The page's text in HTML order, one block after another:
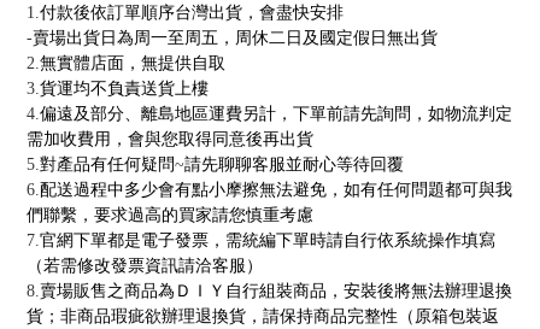
1.付款後依訂單順序台灣出貨，會盡快安排
-賣場出貨日為周一至周五，周休二日及國定假日無出貨
2.無實體店面，無提供自取
3.貨運均不負責送貨上樓
4.偏遠及部分、離島地區運費另計，下單前請先詢問，如物流判定
需加收費用，會與您取得同意後再出貨
5.對產品有任何疑問~請先聊聊客服並耐心等待回覆
6.配送過程中多少會有點小摩擦無法避免，如有任何問題都可與我
們聯繫，要求過高的買家請您慎重考慮
7.官網下單都是電子發票，需統編下單時請自行依系統操作填寫
（若需修改發票資訊請洽客服）
8.賣場販售之商品為ＤＩＹ自行組裝商品，安裝後將無法辦理退換
貨；非商品瑕疵欲辦理退換貨，請保持商品完整性（原箱包裝返